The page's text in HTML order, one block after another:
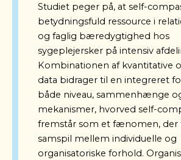
Studiet peger på, at self-
betydningsfuld ressource i
og faglig bæredygtighed hos
sygeplejersker på intensiv
Kombinationen af kvantitative
data bidrager til en integreret
både niveau, sammenhænge
mekanismer, hvorved self-
fremstår som et fænomen, der
samspil mellem individuelle og
organisatoriske forhold.